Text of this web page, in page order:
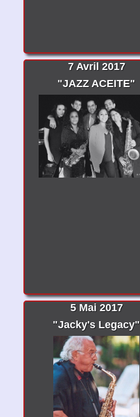
7 Avril 2017
"JAZZ ACEITE"
5 Mai 2017
"Jacky's Legacy"